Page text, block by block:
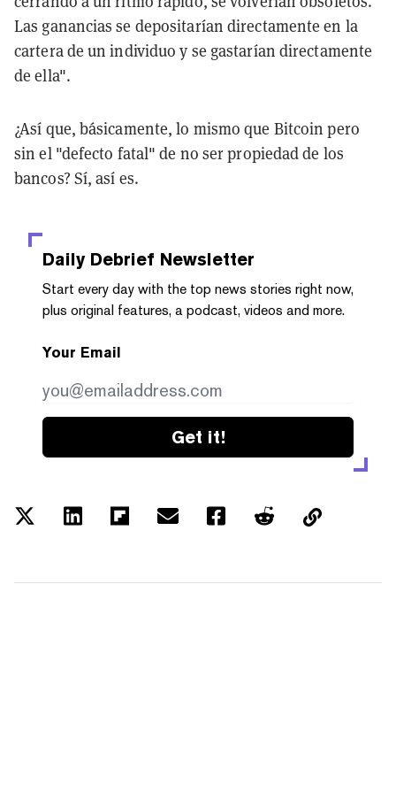
Las ganancias se depositarían directamente en la
cartera de un individuo y se gastarían directamente
de ella".
¿Así que, básicamente, lo mismo que Bitcoin pero
sin el "defecto fatal" de no ser propiedad de los
bancos? Sí, así es.
Daily Debrief Newsletter
Start every day with the top news stories right now,
plus original features, a podcast, videos and more.
Your Email
Get it!